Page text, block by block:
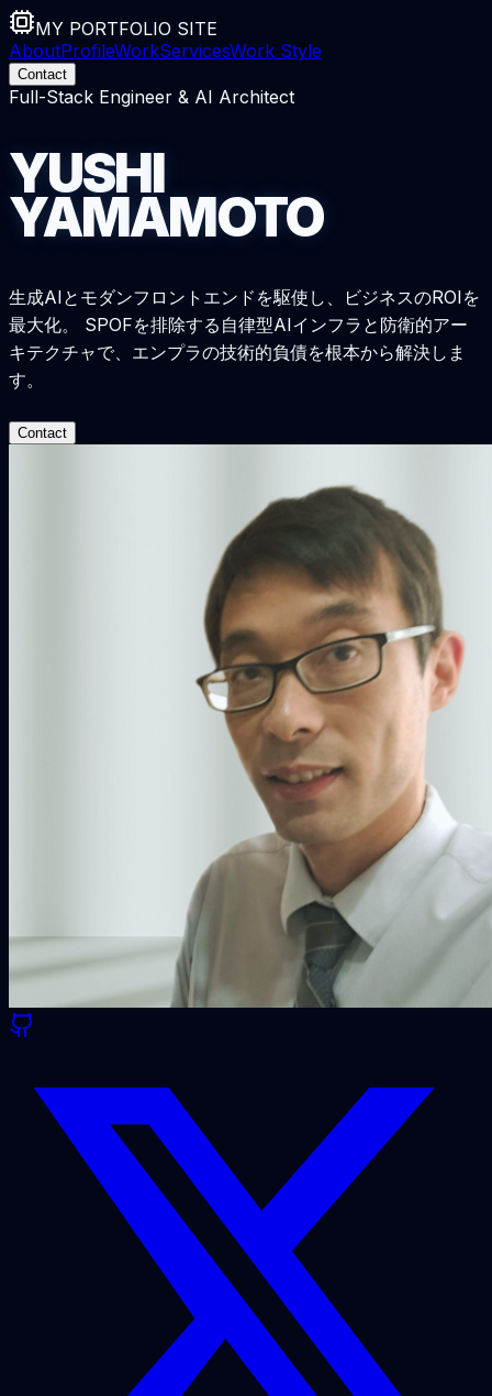
MY PORTFOLIO SITE
AboutProfileWorkServicesWork Style
Contact
Full-Stack Engineer & AI Architect
YUSHI
YAMAMOTO
生成AIとモダンフロントエンドを駆使し、ビジネスのROIを
最大化。 SPOFを排除する 自律型AIインフラ と 防衛的アー
キテクチャで、エンプラの技術的負債を根本から解決しま
す。
Contact